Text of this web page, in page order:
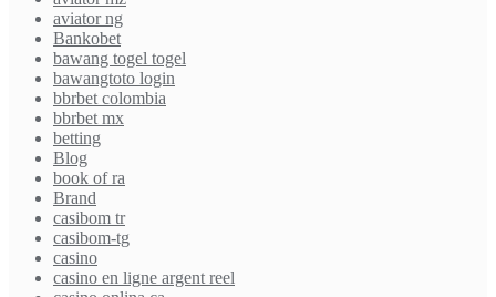
aviator ng
Bankobet
bawang togel togel
bawangtoto login
bbrbet colombia
bbrbet mx
betting
Blog
book of ra
Brand
casibom tr
casibom-tg
casino
casino en ligne argent reel